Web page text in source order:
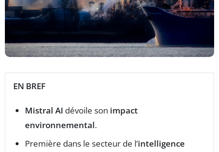
EN BREF
Mistral AI dévoile son impact
environnemental.
Première dans le secteur de l’intelligence